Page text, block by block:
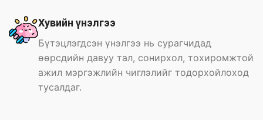
Хувийн үнэлгээ
Бүтэцлэгдсэн үнэлгээ нь сурагчидад
өөрсдийн давуу тал, сонирхол, тохиромжтой
ажил мэргэжлийн чиглэлийг тодорхойлоход
тусалдаг.